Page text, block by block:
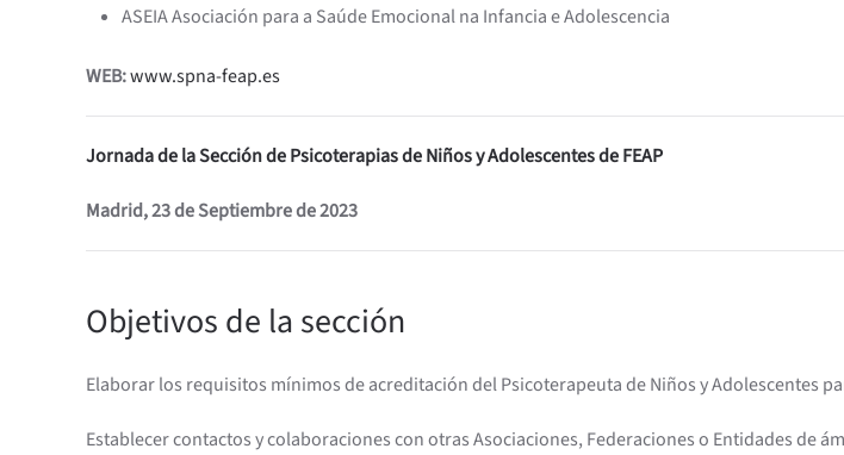
ASEIA Asociación para a Saúde Emocional na Infancia e Adolescencia
WEB:www.spna-feap.es
Jornada de la Sección de Psicoterapias de Niños y Adolescentes de FEAP
Madrid, 23 de Septiembre de 2023
Objetivos de la sección
Elaborar los requisitos mínimos de acreditación del Psicoterapeuta de Niños y Adolescentes
Establecer contactos y colaboraciones con otras Asociaciones, Federaciones o Entidades